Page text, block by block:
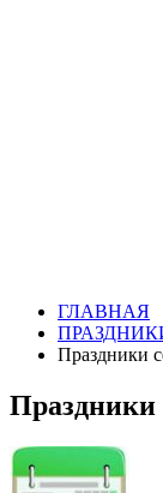
ГЛАВНАЯ
Праздники
Праздники